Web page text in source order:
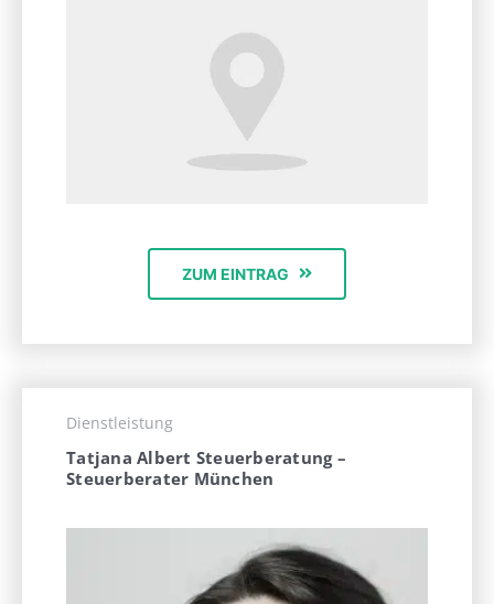
ZUM EINTRAG
Dienstleistung
Tatjana Albert Steuerberatung –
Steuerberater München